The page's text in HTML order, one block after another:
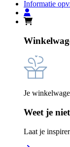
Informatie
Je
Weet je
Laat je